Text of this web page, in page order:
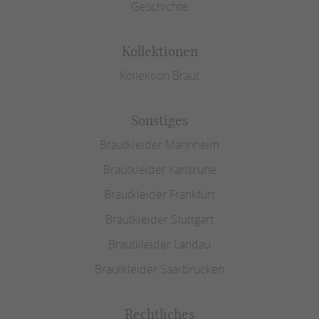
Geschichte
Kollektionen
Kollektion Braut
Sonstiges
Brautkleider Mannheim
Brautkleider Karlsruhe
Brautkleider Frankfurt
Brautkleider Stuttgart
Brautkleider Landau
Brautkleider Saarbrücken
Rechtliches